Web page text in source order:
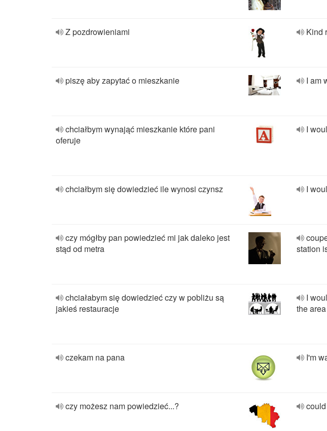
Z pozdrowieniami Kind
piszę aby zapytać o mieszkanie I am
chciałbym wynająć mieszkanie które pani
oferuje
I
chciałbym się dowiedzieć ile wynosi czynsz I
czy mógłby pan powiedzieć mi jak daleko jest
stąd od metra
station
chciałabym się dowiedzieć czy w pobliżu są
jakieś restauracje
I
the area
czekam na pana I'm
czy możesz nam powiedzieć...?